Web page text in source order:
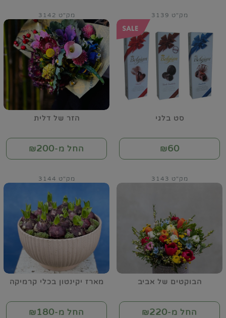
סט בלגי
מק"ט 3139
₪60
הזר של דלית
מק"ט 3142
החל מ-₪200
הבוקטים של אביב
מק"ט 3143
החל מ-₪220
מארז יקינטון בכלי קרמיקה
מק"ט 3144
החל מ-₪180